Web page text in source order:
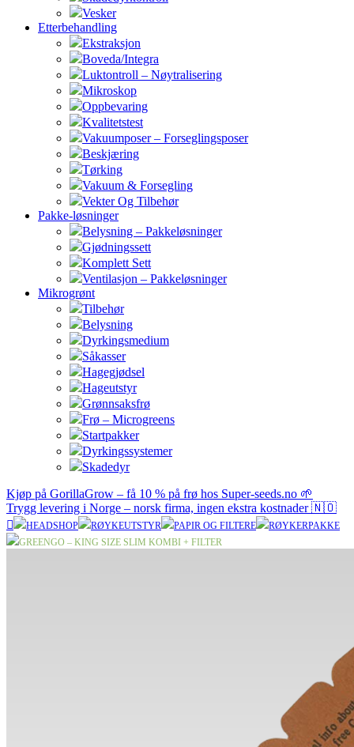
Vesker
Etterbehandling
Ekstraksjon
Boveda/Integra
Luktontroll – Nøytralisering
Mikroskop
Oppbevaring
Kvalitetstest
Vakuumposer – Forseglingsposer
Beskjæring
Tørking
Vakuum & Forsegling
Vekter Og Tilbehør
Pakke-løsninger
Belysning – Pakkeløsninger
Gjødningssett
Komplett Sett
Ventilasjon – Pakkeløsninger
Mikrogrønt
Tilbehør
Belysning
Dyrkingsmedium
Såkasser
Hagegjødsel
Hageutstyr
Grønnsaksfrø
Frø – Microgreens
Startpakker
Dyrkingssystemer
Skadedyr
Kjøp på GorillaGrow – få 10 % på frø hos Super-seeds.no 🌱
Trygg levering i Norge – norsk firma, ingen ekstra kostnader 🇳🇴
HEADSHOP RØYKEUTSTYR PAPIR OG FILTERE
RØYKERPAKKE
GREENGO – KING SIZE SLIM KOMBI + FILTER